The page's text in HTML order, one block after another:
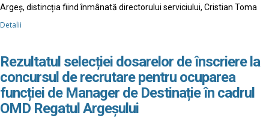
Argeș, distincția fiind înmânată directorului serviciului, Cristian Toma
Detalii
Rezultatul selecției dosarelor de înscriere la
concursul de recrutare pentru ocuparea
funcției de Manager de Destinație în cadrul
OMD Regatul Argeșului